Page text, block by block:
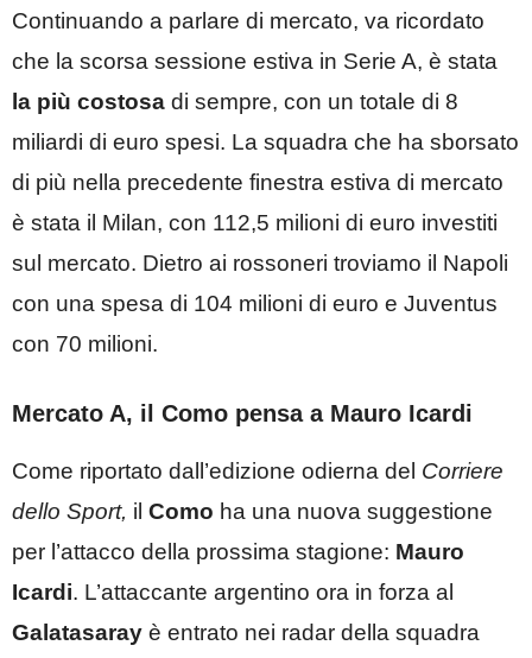
Continuando a parlare di mercato, va ricordato
che la scorsa sessione estiva in Serie A, è stata
la più costosa di sempre, con un totale di 8
miliardi di euro spesi. La squadra che ha sborsato
di più nella precedente finestra estiva di mercato
è stata il Milan, con 112,5 milioni di euro investiti
sul mercato. Dietro ai rossoneri troviamo il Napoli
con una spesa di 104 milioni di euro e Juventus
con 70 milioni.
Mercato A, il Como pensa a Mauro Icardi
Come riportato dall’edizione odierna del Corriere
dello Sport, il Como ha una nuova suggestione
per l’attacco della prossima stagione: Mauro
Icardi. L’attaccante argentino ora in forza al
Galatasaray è entrato nei radar della squadra